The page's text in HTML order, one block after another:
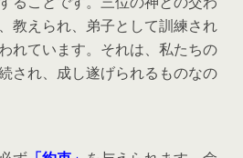
教えられ、弟子として訓練され
れています。それは、私たちの
され、成し遂げられるものなの